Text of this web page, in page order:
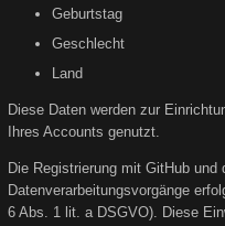
Geburtstag
Geschlecht
Land
Diese Daten werden zur
Ihres Accounts genutzt.
Die Registrierung mit GitHub und
Datenverarbeitungsvorgänge
6 Abs. 1 lit. a DSGVO). Diese